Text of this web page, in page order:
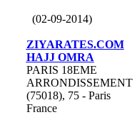
(02-09-2014)
ZIYARATES.COM
HAJJ OMRA
PARIS 18EME
ARRONDISSEMENT
(75018), 75 - Paris
France